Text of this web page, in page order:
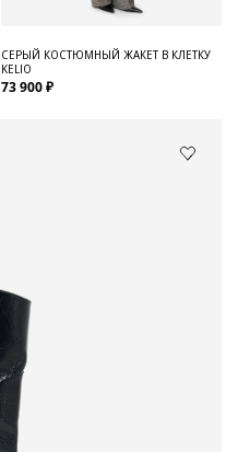
СЕРЫЙ КОСТЮМНЫЙ ЖАКЕТ В КЛЕТКУ
KELIO
73 900 ₽